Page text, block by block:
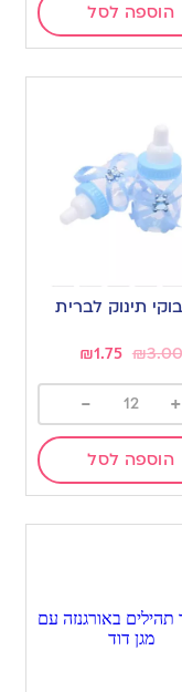
הוספה לסל
תינוק לברית
₪3.00
₪1.75
+
-
הוספה לסל